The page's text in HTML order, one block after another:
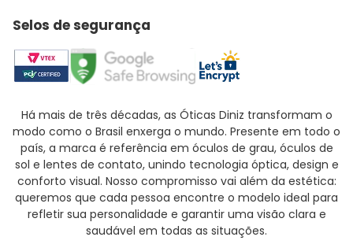
Selos de segurança
Há mais de três décadas, as Óticas Diniz transformam o
modo como o Brasil enxerga o mundo. Presente em todo o
país, a marca é referência em óculos de grau, óculos de
sol e lentes de contato, unindo tecnologia óptica, design e
conforto visual. Nosso compromisso vai além da estética:
queremos que cada pessoa encontre o modelo ideal para
refletir sua personalidade e garantir uma visão clara e
saudável em todas as situações.